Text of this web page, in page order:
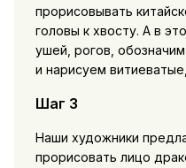
прорисовывать
головы к хвосту. А в
ушей, рогов,
и нарисуем
Шаг 3
Наши художники
прорисовать лицо